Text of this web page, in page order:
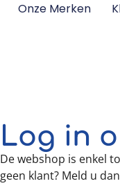
Onze Merken
Log in
De webshop is enkel
geen klant? Meld u